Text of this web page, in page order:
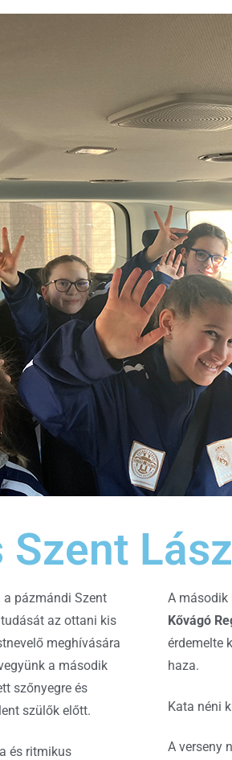
Szent
pázmándi Szent
az ottani kis
meghívására
a második
szőnyegre és
szülők előtt.
és ritmikus
A második
Kővágó
érdemelte
haza.
Kata néni
A verseny